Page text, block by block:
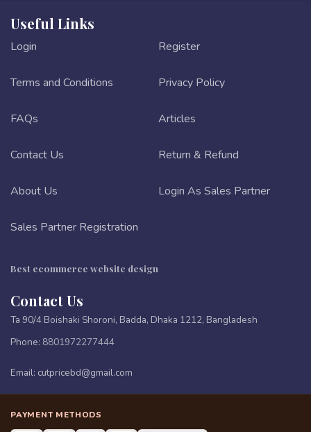
Useful Links
Login Register
Terms and Conditions Privacy Policy
FAQs Articles
Contact Us Return & Refund
About Us Login As Sales Partner
Sales Partner Registration
Best ecommerce website design
Contact Us
Ta 90/4 Boishaki Shoroni, Badda, Dhaka 1212, Bangladesh
Phone: 8801972277444
Email: cutpricebd@gmail.com
PAYMENT METHODS